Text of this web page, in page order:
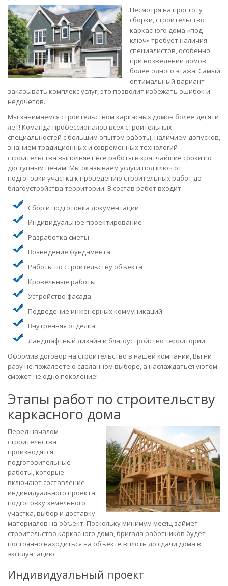
Несмотря на простоту
сборки, строительство
каркасного дома «под
ключ» требует наличия
специалистов, особенно
при возведении домов
более одного этажа. Самый
оптимальный вариант –
заказывать комплекс услуг, это позволит избежать ошибок и
недочетов.
Мы занимаемся строительством каркасных домов более десяти
лет! Команда профессионалов всех строительных
специальностей с большим опытом работы, наличием допусков,
знанием традиционных и современных технологий
строительства выполняет все работы в кратчайшие сроки по
доступным ценам. Мы оказываем услуги под ключ от
подготовки участка к проведению строительных работ до
благоустройства территории. В состав работ входит:
Сбор и подготовка документации
Индивидуальное проектирование
Разработка сметы
Возведение фундамента
Работы по строительству объекта
Кровельные работы
Устройство фасада
Подведение инженерных коммуникаций
Внутренняя отделка
Ландшафтный дизайн и благоустройство территории
Оформив договор на строительство в нашей компании, Вы ни
разу не пожалеете о сделанном выборе, а наслаждаться уютом
сможет не одно поколение!
Этапы работ по строительству
каркасного дома
Перед началом
строительства
производятся
подготовительные
работы, которые
включают составление
индивидуального проекта,
подготовку земельного
участка, выбор и доставку
материалов на объект. Поскольку минимум месяц займет
строительство каркасного дома, бригада работников будет
постоянно находиться на объекте вплоть до сдачи дома в
эксплуатацию.
Индивидуальный проект